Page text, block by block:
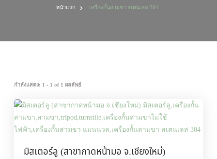
หน้าแรก เครื่องกั้นสามขา สเตนเลส 304
กำลังแสดง: 1 - 1 of 1 ผลลัพธ์
มิสเตอร์ลู (สาขากาดหน้ามอ จ.เชียงใหม่)